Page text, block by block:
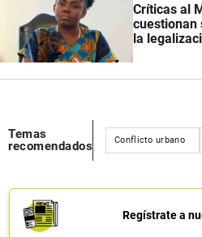
Críticas al
cuestionan
la
Temas
recomendados
Conflicto urbano
Regístrate a